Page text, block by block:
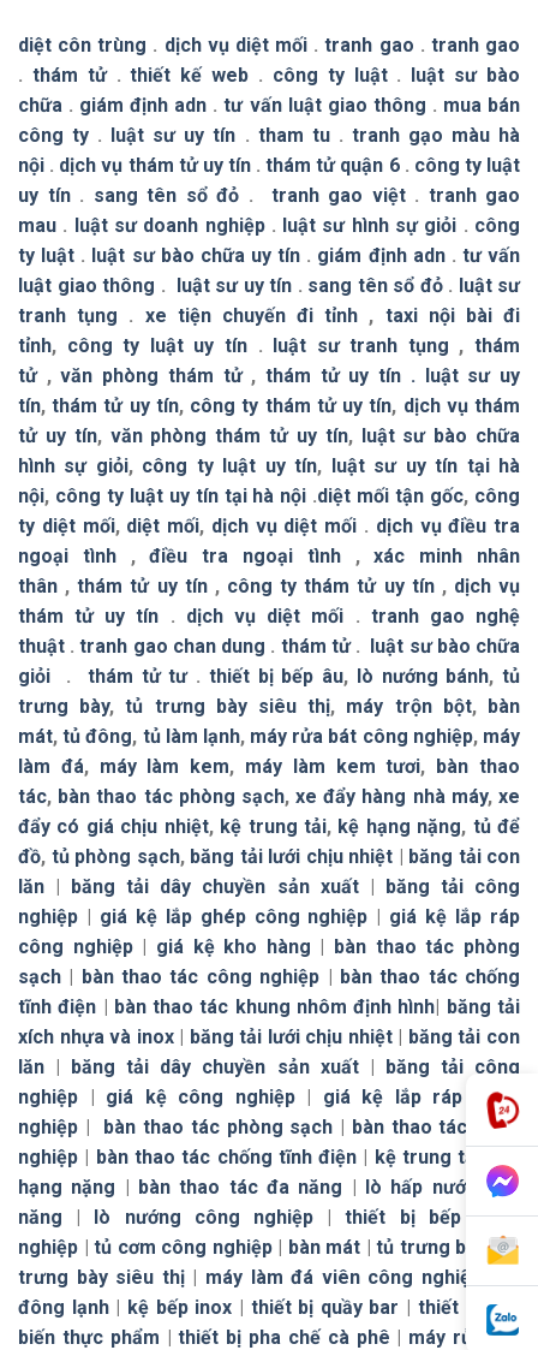
diệt côn trùng . dịch vụ diệt mối .tranh gao . tranh gao
. thám tử.thiết kế web . công ty luật. luật sư bào
chữa . giám định adn .tư vấn luật giao thông . mua bán
công ty . luật sư uy tín . tham tu. tranh gạo màu hà
nội . dịch vụ thám tử uy tín.thám tử quận 6. công ty luật
uy tín. sang tên sổ đỏ . tranh gao việt. tranh gao
mau . luật sư doanh nghiệp. luật sư hình sự giỏi . công
ty luật . luật sư bào chữa uy tín . giám định adn. tư vấn
luật giao thông . luật sư uy tín . sang tên sổ đỏ. luật sư
tranh tụng . xe tiện chuyến đi tỉnh , taxi nội bài đi
tỉnh, công ty luật uy tín. luật sư tranh tụng ,thám
tử,văn phòng thám tử,thám tử uy tín . luật sư uy
tín,thám tử uy tín, công ty thám tử uy tín, dịch vụ thám
tử uy tín, văn phòng thám tử uy tín, luật sư bào chữa
hình sự giỏi, công ty luật uy tín, luật sư uy tín tại hà
nội, công ty luật uy tín tại hà nội .diệt mối tận gốc, công
ty diệt mối, diệt mối, dịch vụ diệt mối . dịch vụ điều tra
ngoại tình,điều tra ngoại tình,xác minh nhân
thân ,thám tử uy tín, công ty thám tử uy tín, dịch vụ
thám tử uy tín . dịch vụ diệt mối . tranh gao nghệ
thuật .tranh gao chan dung . thám tử. luật sư bào chữa
giỏi . thám tử tư. thiết bị bếp âu, lò nướng bánh,tủ
trưng bày,tủ trưng bày siêu thị, máy trộn bột, bàn
mát,tủ đông, tủ làm lạnh, máy rửa bát công nghiệp, máy
làm đá, máy làm kem, máy làm kem tươi, bàn thao
tác, bàn thao tác phòng sạch,xe đẩy hàng nhà máy,xe
đẩy có giá chịu nhiệt, kệ trung tải, kệ hạng nặng, tủ để
đồ, tủ phòng sạch, băng tải lưới chịu nhiệt | băng tải con
lăn | băng tải dây chuyền sản xuất| băng tải công
nghiệp | giá kệ lắp ghép công nghiệp | giá kệ lắp ráp
công nghiệp| giá kệ kho hàng | bàn thao tác phòng
sạch | bàn thao tác công nghiệp | bàn thao tác chống
tĩnh điện | bàn thao tác khung nhôm định hình| băng tải
xích nhựa và inox| băng tải lưới chịu nhiệt| băng tải con
lăn | băng tải dây chuyền sản xuất| băng tải công
nghiệp | giá kệ công nghiệp| giá kệ lắp ráp công
nghiệp | bàn thao tác phòng sạch | bàn thao tác công
nghiệp | bàn thao tác chống tĩnh điện | kệ trung tải
hạng nặng | bàn thao tác đa năng | lò hấp nướng đa
năng | lò nướng công nghiệp |thiết bị bếp công
nghiệp | tủ cơm công nghiệp| bàn mát | tủ trưng bày |tủ
trưng bày siêu thị| máy làm đá viên công nghiệp
đông lạnh| kệ bếp inox | thiết bị quầy bar | thiết bị chế
biến thực phẩm |thiết bị pha chế cà phê | máy rửa bát